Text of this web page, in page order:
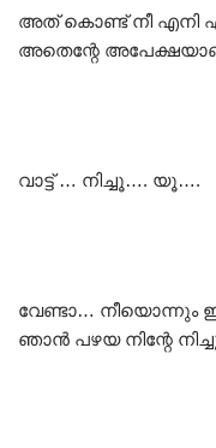
അത് കൊണ്ട് നീ എനി
അതെന്റേ
വാട്ട് … നിച്ചൂ…. യൂ….
വേണ്ടാ… നീയൊന്നും
ഞാൻ പഴയ നിന്റേ